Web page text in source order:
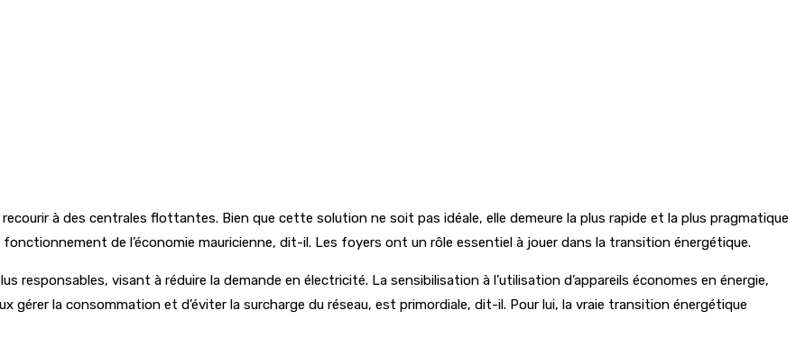
à des centrales flottantes. Bien que cette solution ne soit pas idéale, elle demeure la plus rapide et la plus pragmatique
de l’économie mauricienne, dit-il. Les foyers ont un rôle essentiel à jouer dans la transition énergétique.
responsables, visant à réduire la demande en électricité. La sensibilisation à l’utilisation d’appareils économes en énergie,
gérer la consommation et d’éviter la surcharge du réseau, est primordiale, dit-il. Pour lui, la vraie transition énergétique